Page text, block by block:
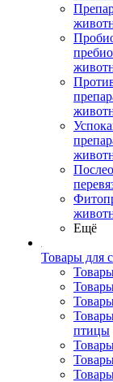
Ещё
Товары для
птицы